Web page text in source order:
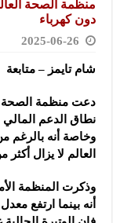
دون كهرباء
2025-06-26
شام تايمز – متابعة
دعت منظمة الصحة
نطاق الدعم المالي
وخاصة
العالم لا يزال أكثر من 666 مليون شخص محرومين
وذكرت المنظمة